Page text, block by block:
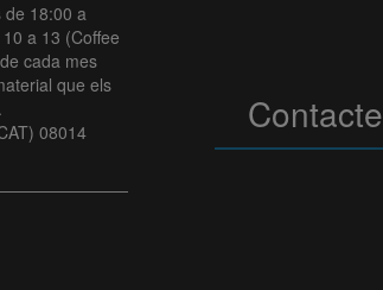
de 18:00 a
a 13 (Coffee
cada mes
que els
08014
Contacte